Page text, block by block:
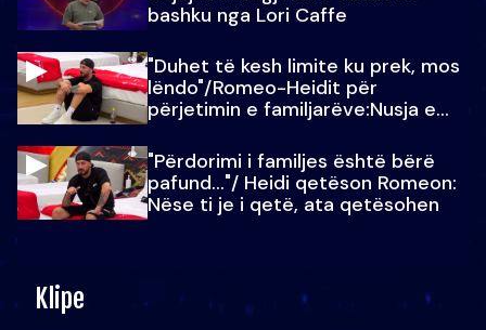
bashku nga Lori Caffe
"Duhet të kesh limite ku prek, mos
lëndo"/Romeo-Heidit për
përjetimin e familjarëve:Nusja e
"Përdorimi i familjes është bërë
pafund…"/ Heidi qetëson Romeon:
Nëse ti je i qetë, ata qetësohen
Klipe